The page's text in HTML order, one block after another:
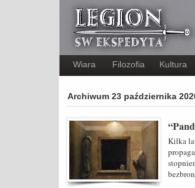
Wiara Filozofia Kultura
Archiwum 23 października
Kilka